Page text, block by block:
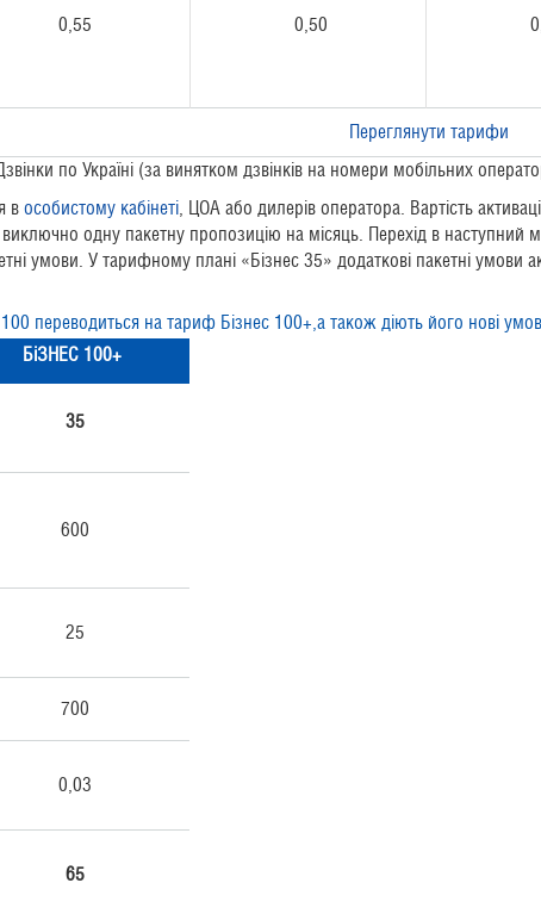
0,55 0,50
Переглянути тарифи
по Україні (за винятком дзвінків на номери мобільних
в особистому кабінеті, ЦОА або дилерів оператора. Вартість
одну пакетну пропозицію на місяць. Перехід в наступний
умови. У тарифному плані «Бізнес 35» додаткові пакетні умови
переводиться на тариф Бізнес 100+,а також діють його нові
БіЗНЕС 100+
35
600
25
700
0,03
65